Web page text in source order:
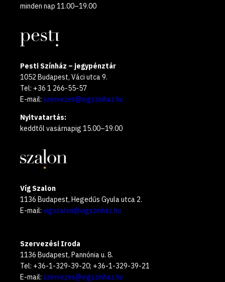
minden nap 11.00–19.00
Pesti Színház – jegypénztár
1052 Budapest, Váci utca 9.
Tel: +36 1 266-55-57
E-mail: szervezes@vigszinhaz.hu
Nyitvatartás:
keddtől vasárnapig 15.00–19.00
Víg Szalon
1136 Budapest, Hegedűs Gyula utca 2.
E-mail: vigszalon@vigszinhaz.hu
Szervezési Iroda
1136 Budapest, Pannónia u. 8.
Tel: +36-1-329-39-20; +36-1-329-39-21
E-mail: szervezes@vigszinhaz.hu